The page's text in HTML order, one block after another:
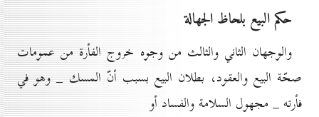
حکم البيع بلحاظ الجهالة
والوجهان الثاني والثالث من وجوه خروج الفأرة من عمومات
صحّة البيع والعقود، بطلان البيع بسبب أنّ المسك _ وهو في
فأرته _ مجهول السلامة والفساد أو